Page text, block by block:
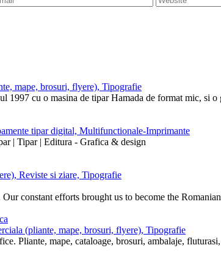
mape, brosuri, flyere), Tipografie
1997 cu o masina de tipar Hamada de format mic, si
tipar digital, Multifunctionale-Imprimante
| Tipar | Editura - Grafica & design
Reviste si ziare, Tipografie
constant efforts brought us to become the
(pliante, mape, brosuri, flyere), Tipografie
Pliante, mape, cataloage, brosuri, ambalaje,